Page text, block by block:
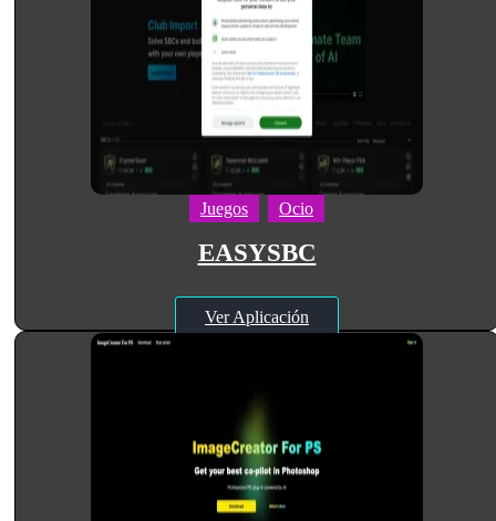
Juegos Ocio
EASYSBC
Ver Aplicación